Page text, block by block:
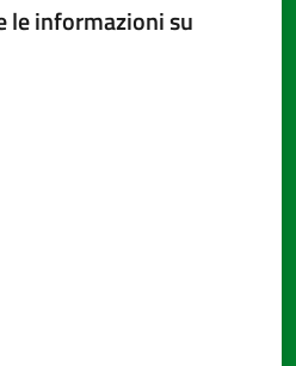
le informazioni su